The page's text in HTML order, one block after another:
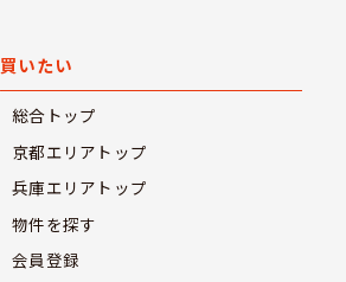
買いたい
総合トップ
京都エリアトップ
兵庫エリアトップ
物件を探す
会員登録